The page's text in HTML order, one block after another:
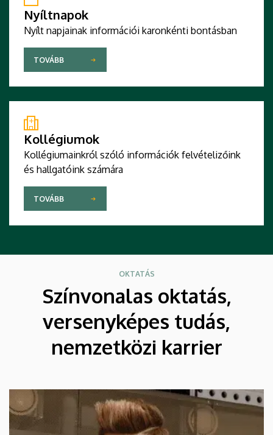
Nyíltnapok
Nyílt napjainak információi karonkénti bontásban
TOVÁBB
Kollégiumok
Kollégiumainkról szóló információk felvételizőink
és hallgatóink számára
TOVÁBB
OKTATÁS
Színvonalas oktatás,
versenyképes tudás,
nemzetközi karrier